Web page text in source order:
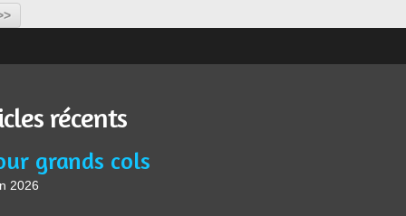
récents
grands cols
2026